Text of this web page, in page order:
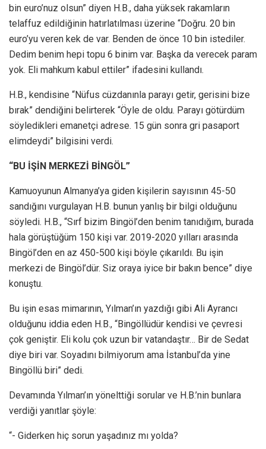
bin euro’nuz olsun” diyen H.B., daha yüksek rakamların
telaffuz edildiğinin hatırlatılması üzerine “Doğru. 20 bin
euro’yu veren kek de var. Benden de önce 10 bin istediler.
Dedim benim hepi topu 6 binim var. Başka da verecek param
yok. Eli mahkum kabul ettiler” ifadesini kullandı.
H.B., kendisine “Nüfus cüzdanınla parayı getir, gerisini bize
bırak” dendiğini belirterek “Öyle de oldu. Parayı götürdüm
söyledikleri emanetçi adrese. 15 gün sonra gri pasaport
elimdeydi” bilgisini verdi.
“BU İŞİN MERKEZİ BİNGÖL”
Kamuoyunun Almanya’ya giden kişilerin sayısının 45-50
sandığını vurgulayan H.B. bunun yanlış bir bilgi olduğunu
söyledi. H.B., “Sırf bizim Bingöl’den benim tanıdığım, burada
hala görüştüğüm 150 kişi var. 2019-2020 yılları arasında
Bingöl’den en az 450-500 kişi böyle çıkarıldı. Bu işin
merkezi de Bingöl’dür. Siz oraya iyice bir bakın bence” diye
konuştu.
Bu işin esas mimarının, Yılman’ın yazdığı gibi Ali Ayrancı
olduğunu iddia eden H.B., “Bingöllüdür kendisi ve çevresi
çok geniştir. Eli kolu çok uzun bir vatandaştır… Bir de Sedat
diye biri var. Soyadını bilmiyorum ama İstanbul’da yine
Bingöllü biri” dedi.
Devamında Yılman’ın yönelttiği sorular ve H.B.’nin bunlara
verdiği yanıtlar şöyle:
“- Giderken hiç sorun yaşadınız mı yolda?